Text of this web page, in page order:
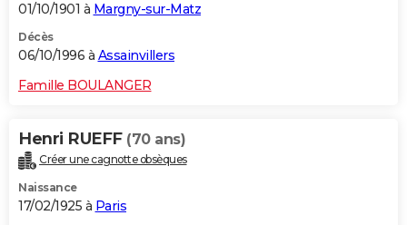
01/10/1901 à Margny-sur-Matz
Décès
06/10/1996 à Assainvillers
Famille BOULANGER
Henri RUEFF (70 ans)
Créer une cagnotte obsèques
Naissance
17/02/1925 à Paris